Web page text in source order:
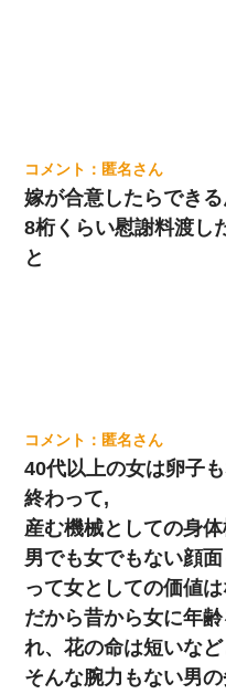
匿名
嫁が合意したらできる
8桁くらい慰謝料渡し
と
匿名
40代以上の女は卵子
終わって,
産む機械としての身体
男でも女でもない顔
って女としての価値は
だから昔から女に年
れ、花の命は短いな
そんな腕力もない男